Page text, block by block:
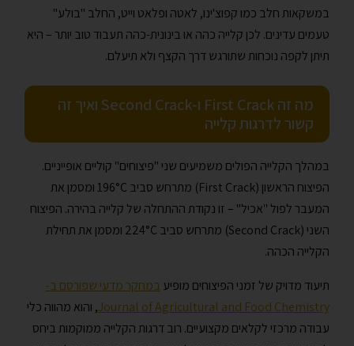
במשקאות חלב כמו קפוצ'ינו, לאטה ופלאט וייט, החלב "בולע"
טעמים עדינים. לכן קלייה כהה או בינונית-כהה תעבוד טוב יותר – היא
תיתן לקפה נוכחות שתורגש דרך הקצף ולא תיעלם.
מה זה First Crack ו-Second Crack ואיך זה
קשור לדרגות קלייה
במהלך הקלייה הפולים משמיעים שני "פיצוחים" קוליים אופייניים.
הפיצוח הראשון (First Crack) מתרחש סביב 196°C ומסמן את
המעבר לפול "אכיל" – זו נקודת ההתחלה של קלייה בהירה. הפיצוח
השני (Second Crack) מתרחש סביב 224°C ומסמן את תחילת
הקלייה הכהה.
תיעוד מדויק של זמני הפיצוחים מופיע במחקר מדעי שפורסם ב-
Journal of Agricultural and Food Chemistry, והוא מהווה כלי
עבודה מרכזי לקלאים מקצועיים. רוב דרגות הקלייה ממוקמות ביחס